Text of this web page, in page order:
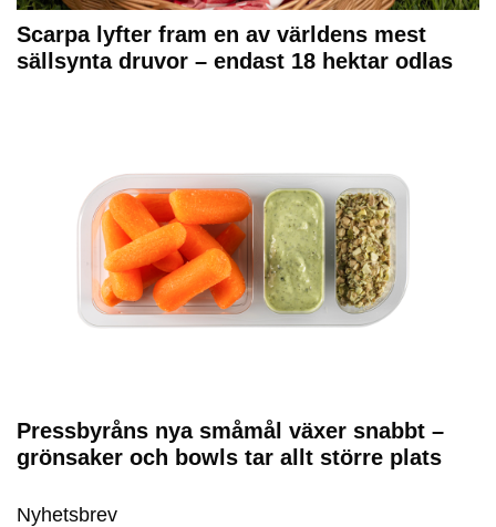
Scarpa lyfter fram en av världens mest
sällsynta druvor – endast 18 hektar odlas
Pressbyråns nya småmål växer snabbt –
grönsaker och bowls tar allt större plats
Nyhetsbrev